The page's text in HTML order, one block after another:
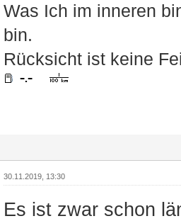
Was Ich im inneren
bin.
Rücksicht ist keine
30.11.2019, 13:30
Es ist zwar schon